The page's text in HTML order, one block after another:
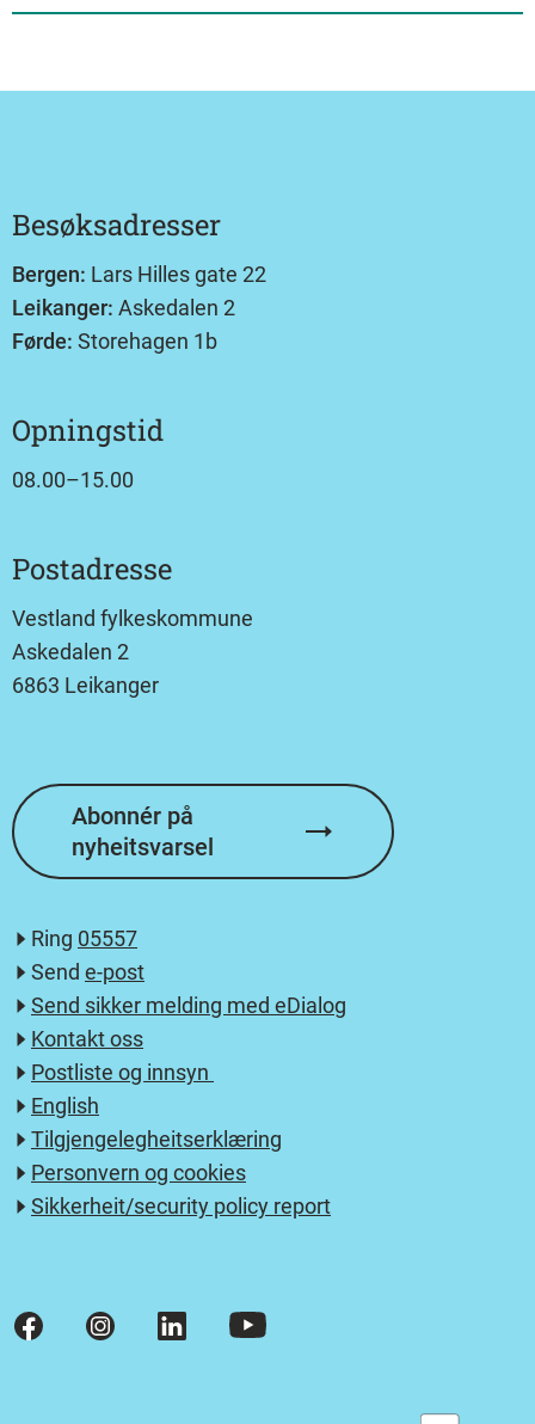
Besøksadresser
Bergen: Lars Hilles gate 22
Leikanger: Askedalen 2
Førde: Storehagen 1b
Opningstid
08.00–15.00
Postadresse
Vestland fylkeskommune
Askedalen 2
6863 Leikanger
Abonnér på
nyheitsvarsel
Ring 05557
Send e-post
Send sikker melding med eDialog
Kontakt oss
Postliste og innsyn
English
Tilgjengelegheitserklæring
Personvern og cookies
Sikkerheit/security policy report